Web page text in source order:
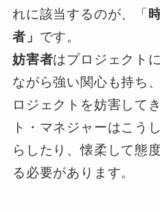
れに該当するのが、「
者」 です。
妨害者はプロジェクト
ながら強い関心も持ち
ロジェクトを妨害して
ト・マネジャーはこう
らしたり、懐柔して態
る必要があります。